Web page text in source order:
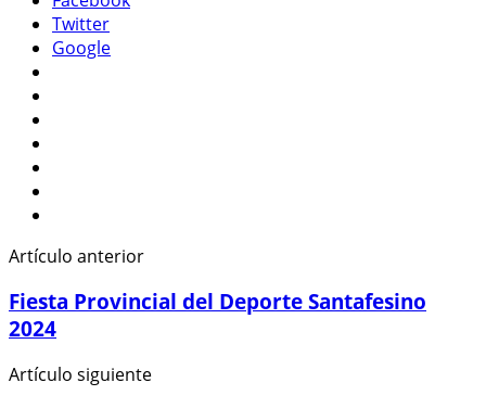
Twitter
Google
Artículo anterior
Fiesta Provincial del Deporte Santafesino
2024
Artículo siguiente